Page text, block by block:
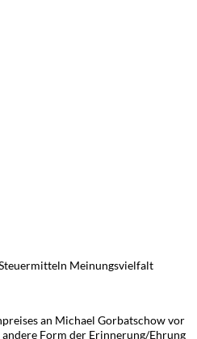
Meinungsvielfalt
an Michael Gorbatschow vor
Form der Erinnerung/Ehrung